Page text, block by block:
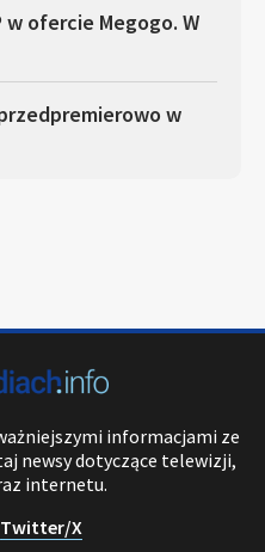
ofercie Megogo. W
w
informacjami ze
newsy dotyczące telewizji,
internetu.
Twitter/X